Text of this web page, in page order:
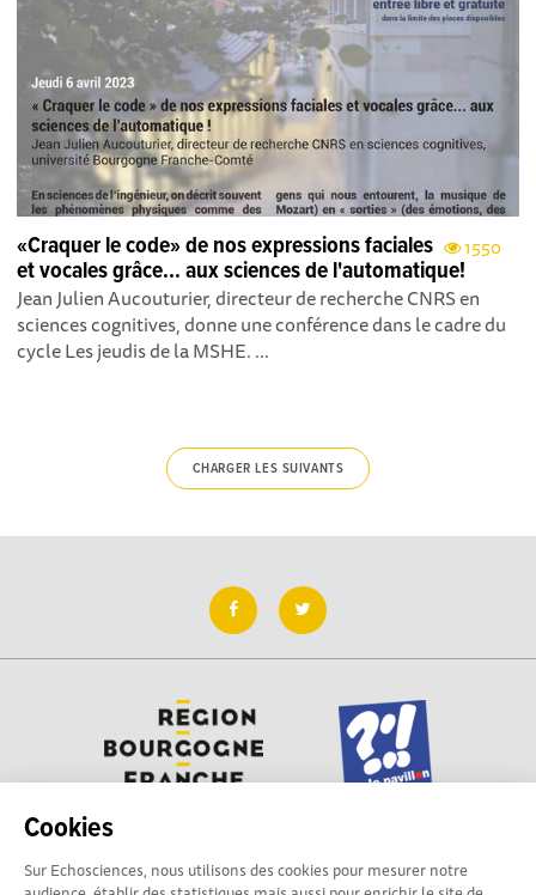
Cookies
Sur Echosciences, nous utilisons des cookies pour mesurer notre
1550
«Craquer le code» de nos expressions faciales
et vocales grâce... aux sciences de l'automatique!
Jean Julien Aucouturier, directeur de recherche CNRS en
sciences cognitives, donne une conférence dans le cadre du
cycle Les jeudis de la MSHE. ...
CHARGER LES SUIVANTS
Besoin d'aide pour utiliser Echosciences ? Écrivez vos